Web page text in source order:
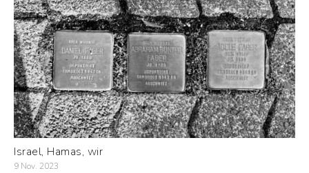
Israel, Hamas, wir
9 Nov. 2023